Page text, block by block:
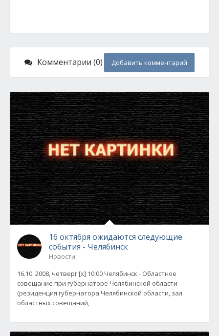
Комментарии (0) Добавить комментарий
16 октября ожидаются следующие
события - Челябинск
Новости
16.10. 2008, четверг [x] 10:00 Челябинск - Областное
совещание при губернаторе Челябинской области
(резиденция губернатора Челябинской области, зал
областных совещаний,